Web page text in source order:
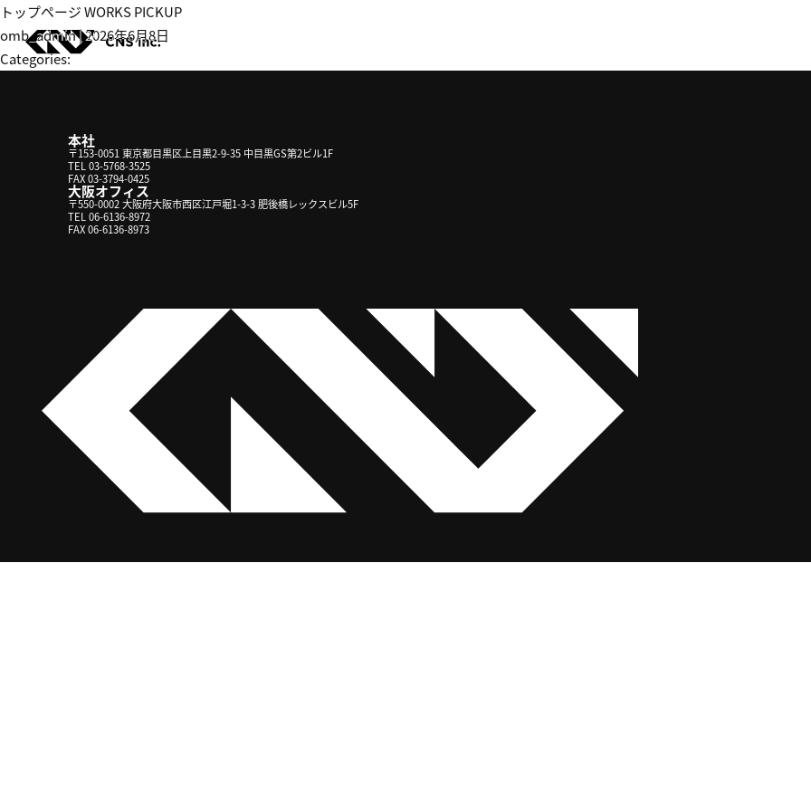
Skip
to
the
トップページ WORKS PICKUP
omb_admin|2026年6月8日
Categories:
本社
〒153-0051 東京都目黒区上目黒2-9-35 中目黒GS第2ビル1F
TEL 03-5768-3525
FAX 03-3794-0425
大阪オフィス
〒550-0002 大阪府大阪市西区江戸堀1-3-3 肥後橋レックスビル5F
TEL 06-6136-8972
FAX 06-6136-8973